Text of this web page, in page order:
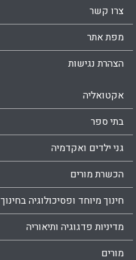
צרו קשר
מפת אתר
הצהרת נגישות
אקטואליה
בתי ספר
גני ילדים ואקדמיה
הכשרת מורים
חינוך מיוחד ופסיכולוגיה בחינוך
מדיניות פדגוגיה ותיאוריה
מורים